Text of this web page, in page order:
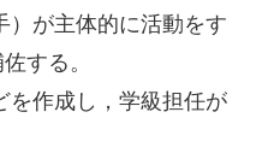
が主体的に活動をす
する。
作成し，学級担任が